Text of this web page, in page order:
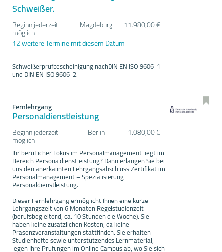
Schweißer.
Beginn jederzeit
möglich
Magdeburg
11.980,00 €
12 weitere Termine mit diesem Datum
Schweißerprüfbescheinigung nachDIN EN ISO 9606-1
und DIN EN ISO 9606-2.
Fernlehrgang
Personaldienstleistung
Beginn jederzeit
möglich
Berlin 1.080,00 €
Ihr beruflicher Fokus im Personalmanagement liegt im
Bereich Personaldienstleistung? Dann erlangen Sie bei
uns den anerkannten Lehrgangsabschluss Zertifikat im
Personalmanagement – Spezialisierung
Personaldienstleistung.
Dieser Fernlehrgang ermöglicht Ihnen eine kurze
Lehrgangszeit von 6 Monaten Regelstudienzeit
(berufsbegleitend, ca. 10 Stunden die Woche). Sie
haben keine zusätzlichen Kosten, da keine
Präsenzveranstaltungen stattfinden. Sie erhalten
Studienhefte sowie unterstützendes Lernmaterial,
legen Ihre Prüfungen im Online Campus ab, wo Sie sich